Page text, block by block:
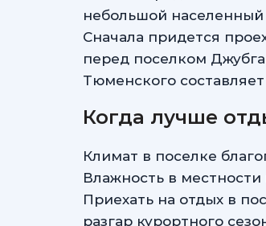
небольшой населенный
Сначала придется
перед поселком
Тюменского
Когда лучше
Климат в поселке
Влажность в
Приехать на отдых в
разгар курортного